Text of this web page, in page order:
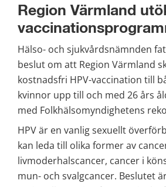
Region Värmland
Hälso- och sjukvårdsnämnden
beslut om att Region Värmland
kostnadsfri HPV-vaccination till
kvinnor upp till och med 26 års
med Folkhälsomyndighetens
HPV är en vanlig sexuellt
kan leda till olika former av
livmoderhalscancer, cancer i
mun- och svalgcancer. Beslutet